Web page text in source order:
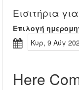
Εισιτήρια για
Επιλογή
Κυρ, 9 Αύγ
Here